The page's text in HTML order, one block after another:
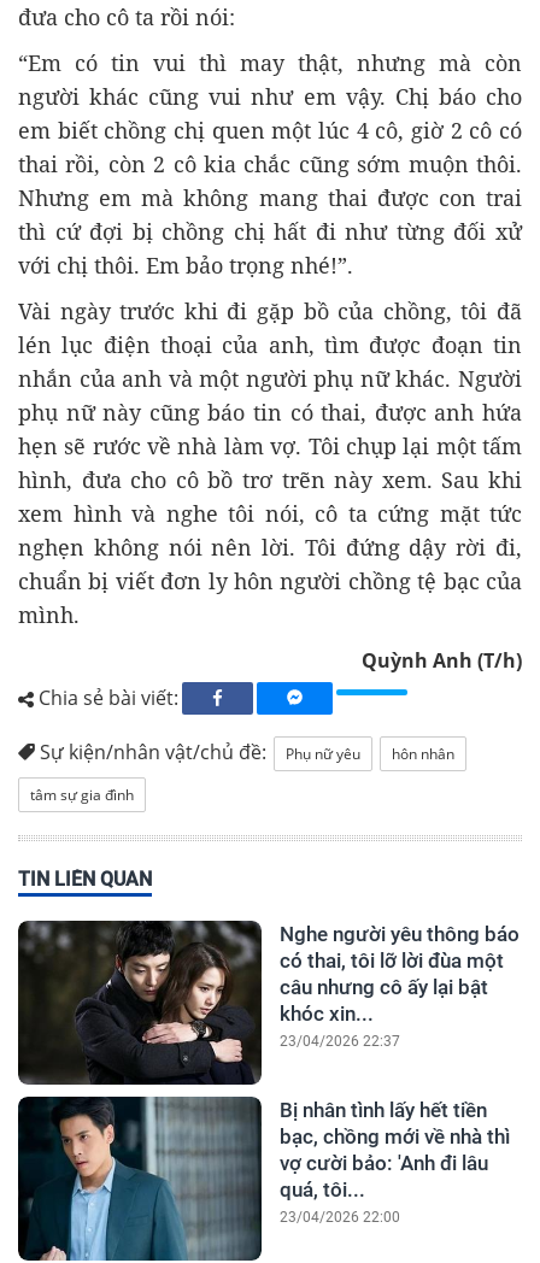
đưa cho cô ta rồi nói:
“Em có tin vui thì may thật, nhưng mà còn
người khác cũng vui như em vậy. Chị báo cho
em biết chồng chị quen một lúc 4 cô, giờ 2 cô có
thai rồi, còn 2 cô kia chắc cũng sớm muộn thôi.
Nhưng em mà không mang thai được con trai
thì cứ đợi bị chồng chị hất đi như từng đối xử
với chị thôi. Em bảo trọng nhé!”.
Vài ngày trước khi đi gặp bồ của chồng, tôi đã
lén lục điện thoại của anh, tìm được đoạn tin
nhắn của anh và một người phụ nữ khác. Người
phụ nữ này cũng báo tin có thai, được anh hứa
hẹn sẽ rước về nhà làm vợ. Tôi chụp lại một tấm
hình, đưa cho cô bồ trơ trẽn này xem. Sau khi
xem hình và nghe tôi nói, cô ta cứng mặt tức
nghẹn không nói nên lời. Tôi đứng dậy rời đi,
chuẩn bị viết đơn ly hôn người chồng tệ bạc của
mình.
Quỳnh Anh (T/h)
Chia sẻ bài viết:
Sự kiện/nhân vật/chủ đề: Phụ nữ yêu
hôn nhân
tâm sự gia đình
TIN LIÊN QUAN
Nghe người yêu thông báo
có thai, tôi lỡ lời đùa một
câu nhưng cô ấy lại bật
khóc xin...
23/04/2026 22:37
Bị nhân tình lấy hết tiền
bạc, chồng mới về nhà thì
vợ cười bảo: 'Anh đi lâu
quá, tôi...
23/04/2026 22:00